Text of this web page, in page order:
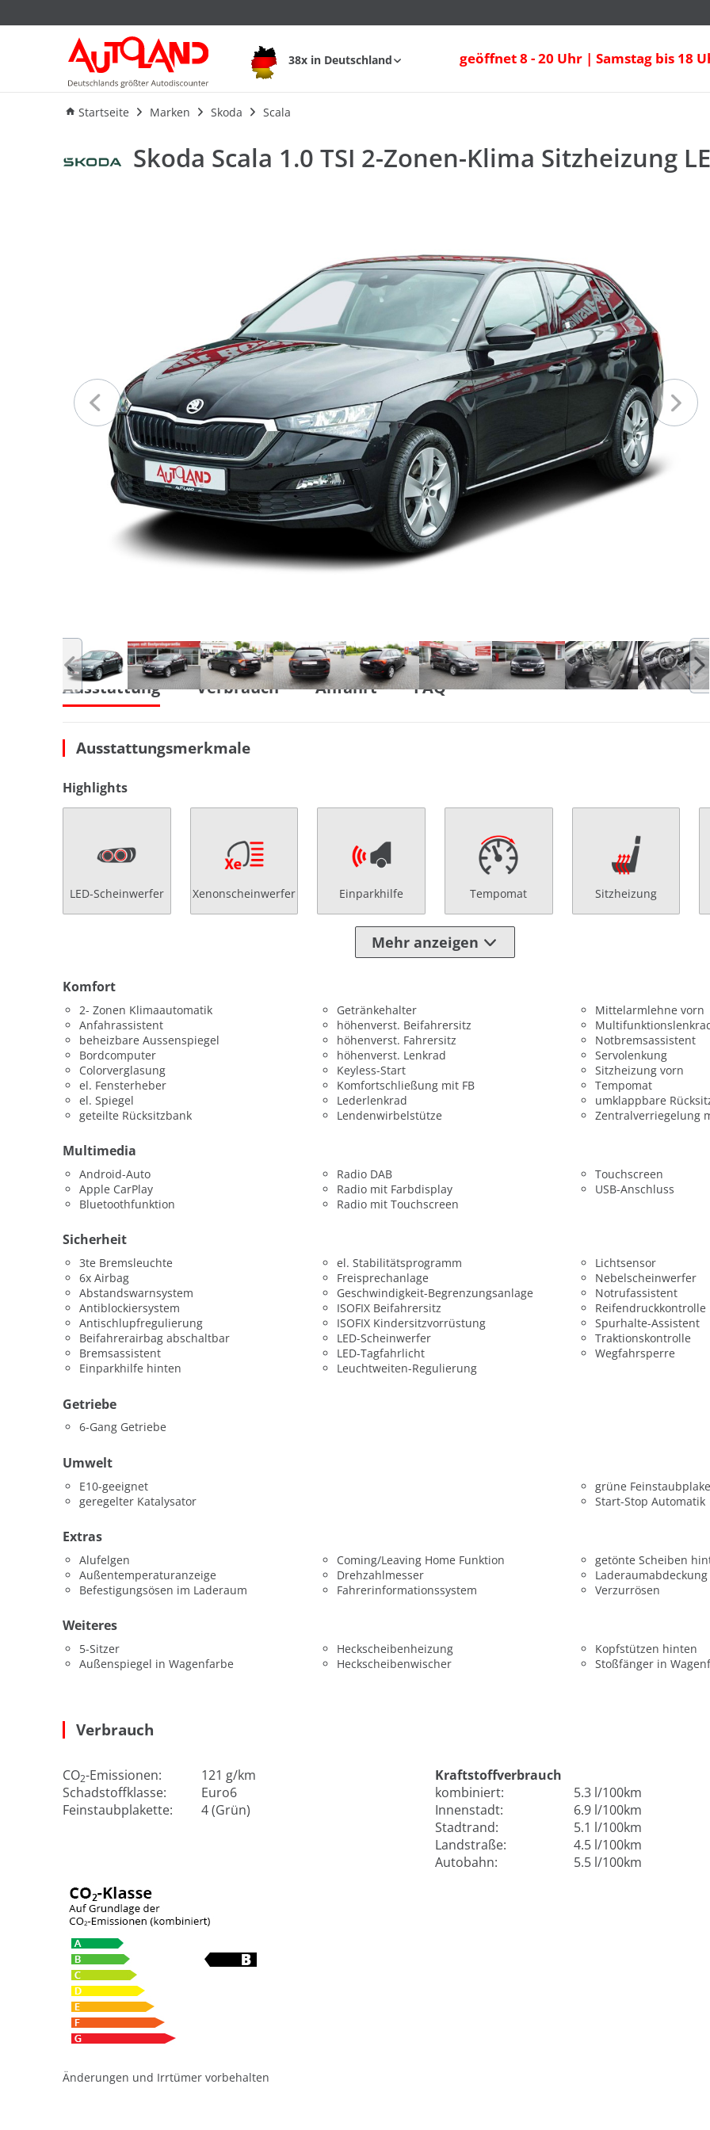
38x in Deutschland geöffnet 8 - 20 Uhr | Samstag bis 18
Startseite Marken Skoda Scala
Skoda Scala 1.0 TSI 2-Zonen-Klima Sitzheizung LED
Ausstattung Verbrauch
Skoda Scala 1.0 TSI 2-Zonen-Klima Sitzheizung
Ausstattung Verbrauch Anfahrt FAQ
Ausstattungsmerkmale
Highlights
LED-Scheinwerfer Xenonscheinwerfer Einparkhilfe Tempomat Sitzheizung
Mehr anzeigen
Komfort
2- Zonen Klimaautomatik
Anfahrassistent
beheizbare Aussenspiegel
Bordcomputer
Colorverglasung
el. Fensterheber
el. Spiegel
geteilte Rücksitzbank
Getränkehalter
höhenverst. Beifahrersitz
höhenverst. Fahrersitz
höhenverst. Lenkrad
Keyless-Start
Komfortschließung mit FB
Lederlenkrad
Lendenwirbelstütze
Mittelarmlehne vorn
Notbremsassistent
Servolenkung
Sitzheizung vorn
Tempomat
umklappbare
Zentralverriegelung
Multimedia
Android-Auto
Apple CarPlay
Bluetoothfunktion
Radio DAB
Radio mit Farbdisplay
Radio mit Touchscreen
Touchscreen
USB-Anschluss
Sicherheit
3te Bremsleuchte
6x Airbag
Abstandswarnsystem
Antiblockiersystem
Antischlupfregulierung
Beifahrerairbag abschaltbar
Bremsassistent
Einparkhilfe hinten
el. Stabilitätsprogramm
Freisprechanlage
Geschwindigkeit-Begrenzungsanlage
ISOFIX Beifahrersitz
ISOFIX Kindersitzvorrüstung
LED-Scheinwerfer
LED-Tagfahrlicht
Leuchtweiten-Regulierung
Lichtsensor
Nebelscheinwerfer
Notrufassistent
Reifendruckkontrolle
Spurhalte-Assistent
Traktionskontrolle
Wegfahrsperre
Getriebe
6-Gang Getriebe
Umwelt
E10-geeignet
geregelter Katalysator
grüne
Start-Stop Automatik
Extras
Alufelgen
Außentemperaturanzeige
Befestigungsösen im Laderaum
Coming/Leaving Home Funktion
Drehzahlmesser
Fahrerinformationssystem
getönte Scheiben
Laderaumabdeckung
Verzurrösen
Weiteres
5-Sitzer
Außenspiegel in Wagenfarbe
Heckscheibenheizung
Heckscheibenwischer
Kopfstützen hinten
Stoßfänger in
Verbrauch
CO2-Emissionen:
121 g/km
Schadstoffklasse:
Euro6
Feinstaubplakette:
4 (Grün)
Kraftstoffverbrauch
kombiniert:
5.3 l/100km
Innenstadt:
6.9 l/100km
Stadtrand:
5.1 l/100km
Landstraße:
4.5 l/100km
Autobahn:
5.5 l/100km
Änderungen und Irrtümer vorbehalten